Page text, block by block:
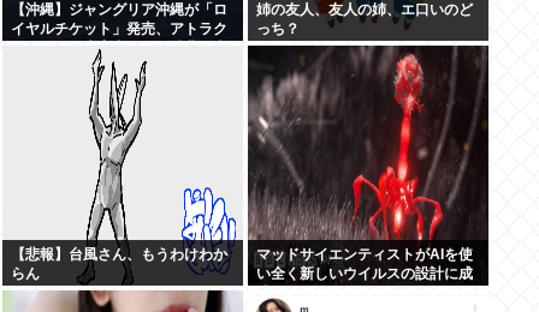
【沖縄】ジャングリア沖縄が「ロ
イヤルチケット」発売、アトラク
ションの優先案内などの特典…大
人2万9700円
姉の友人、友人の姉、エ口いのど
っち？
【悲報】台風さん、もうわけわか
らん
マッドサイエンティストがAIを使
い全く新しいウイルスの設計に成